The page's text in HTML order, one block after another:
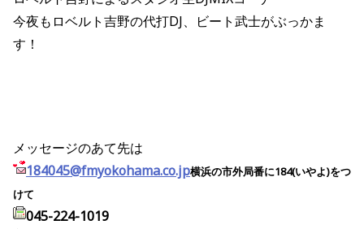
今夜もロベルト吉野の代打DJ、ビート武士がぶっかま
す！
メッセージのあて先は
184045@fmyokohama.co.jp横浜の市外局番に184(いやよ)をつ
けて
045-224-1019